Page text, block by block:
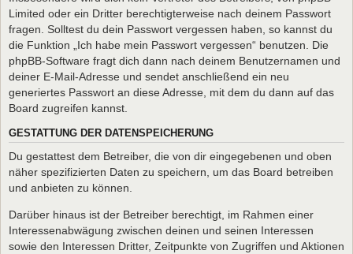
Limited oder ein Dritter berechtigterweise nach deinem Passwort
fragen. Solltest du dein Passwort vergessen haben, so kannst du
die Funktion „Ich habe mein Passwort vergessen“ benutzen. Die
phpBB-Software fragt dich dann nach deinem Benutzernamen und
deiner E-Mail-Adresse und sendet anschließend ein neu
generiertes Passwort an diese Adresse, mit dem du dann auf das
Board zugreifen kannst.
GESTATTUNG DER DATENSPEICHERUNG
Du gestattest dem Betreiber, die von dir eingegebenen und oben
näher spezifizierten Daten zu speichern, um das Board betreiben
und anbieten zu können.
Darüber hinaus ist der Betreiber berechtigt, im Rahmen einer
Interessenabwägung zwischen deinen und seinen Interessen
sowie den Interessen Dritter, Zeitpunkte von Zugriffen und Aktionen